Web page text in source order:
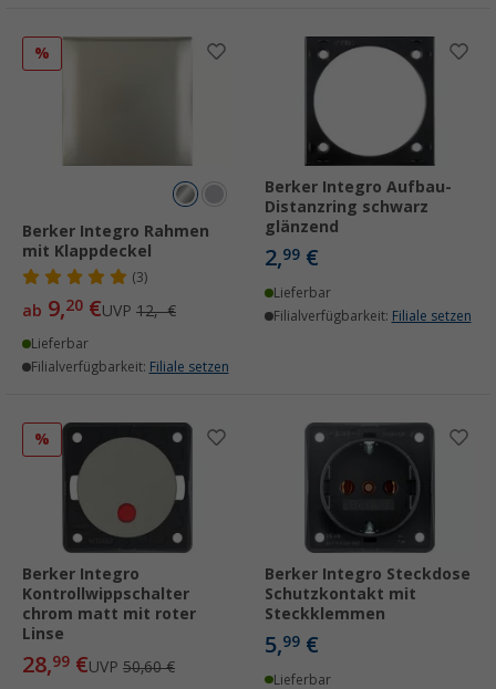
%
Berker Integro Rahmen
mit Klappdeckel
(3)
ab 9,20 €UVP 12,- €
Lieferbar
Filialverfügbarkeit: Filiale setzen
Berker Integro Aufbau-
Distanzring schwarz
glänzend
2,99 €
Lieferbar
Filialverfügbarkeit: Filiale setzen
%
Berker Integro
Kontrollwippschalter
chrom matt mit roter
Linse
28,99 €UVP 50,60 €
Berker Integro Steckdose
Schutzkontakt mit
Steckklemmen
5,99 €
Lieferbar